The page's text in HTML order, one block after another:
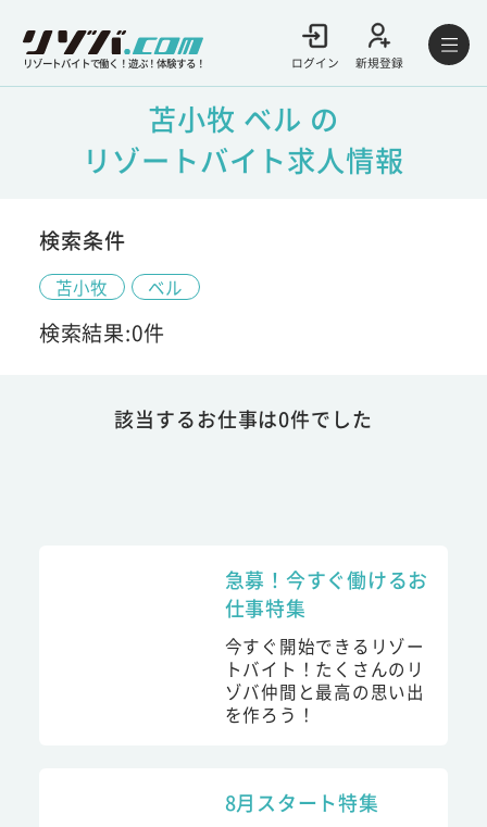
リゾートバイトで働く！遊ぶ！体験する！ ログイン 新規登録
苫小牧 ベル の
リゾートバイト求人情報
検索条件
苫小牧 ベル
検索結果:0件
該当するお仕事は0件でした
急募！今すぐ働けるお
仕事特集
今すぐ開始できるリゾー
トバイト！たくさんのリ
ゾバ仲間と最高の思い出
を作ろう！
8月スタート特集